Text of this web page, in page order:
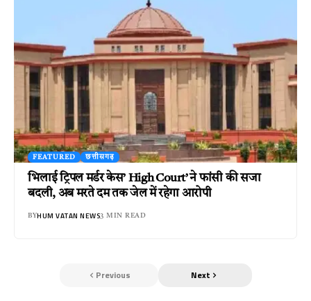
FEATURED छत्तीसगढ़
भिलाई ट्रिपल मर्डर केस’ High Court’ ने फांसी की सजा
बदली, अब मरते दम तक जेल में रहेगा आरोपी
BYHUM VATAN NEWS3 MIN READ
Previous Next